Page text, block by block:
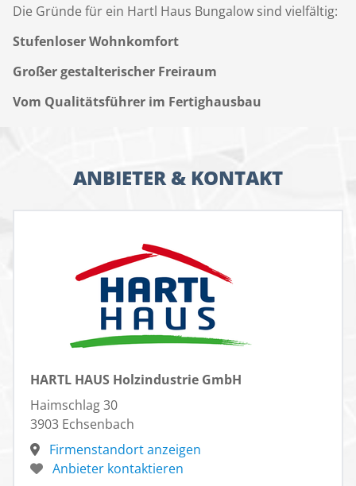
Die Gründe für ein Hartl Haus Bungalow sind vielfältig:
Stufenloser Wohnkomfort
Großer gestalterischer Freiraum
Vom Qualitätsführer im Fertighausbau
ANBIETER & KONTAKT
HARTL HAUS Holzindustrie GmbH
Haimschlag 30
3903 Echsenbach
Firmenstandort anzeigen
Anbieter kontaktieren